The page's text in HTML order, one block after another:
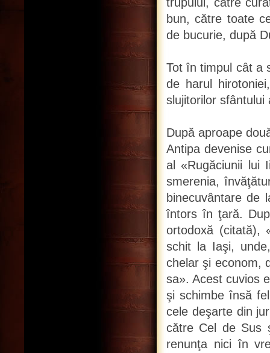
bun, către toate
de bucurie, după
Tot în timpul cât a
de harul
slujitorilor sfântului
După aproape
Antipa devenise
al «Rugăciunii lui
smerenia,
binecuvântare de
întors în ţară.
ortodoxă (citată),
schit la Iaşi,
chelar şi econom,
sa». Acest cuvios
şi schimbe însă
cele deşarte din
către Cel de Sus
renunţa nici în